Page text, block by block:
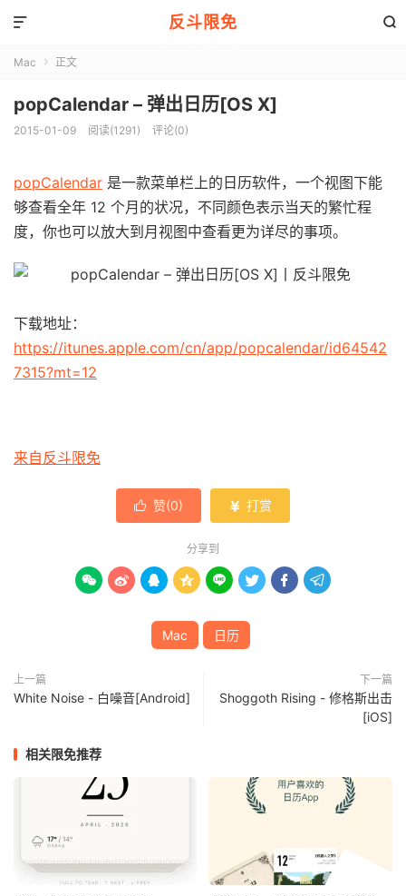
反斗限免 

Mac  正文
popCalendar – 弹出日历[OS X]
2015-01-09 阅读(1291) 评论(0)
popCalendar 是一款菜单栏上的日历软件，一个视图下能
够查看全年 12 个月的状况，不同颜色表示当天的繁忙程
度，你也可以放大到月视图中查看更为详尽的事项。
下载地址：
https://itunes.apple.com/cn/app/popcalendar/id64542
7315?mt=12
来自反斗限免
 赞(0)  打赏
分享到
       
Mac 日历
上一篇
White Noise - 白噪音[Android]
下一篇
Shoggoth Rising - 修格斯出击
[iOS]
相关限免推荐